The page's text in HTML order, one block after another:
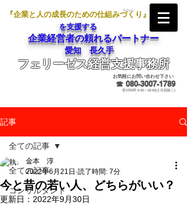
『企業と人の成長のための仕組みづくり』
を支援する
企業経営者の頼れるパートナー
愛知 長久手
フェリーゼス経営支援事務所
お気軽にお問い合わせ下さい
☎ 080-3007-1789
受付時間 9:00～18:00(土日祝除く)
記事
全ての記事
コンサルタント
全ての記事
今と昔の若い人、どちらがいい？
金本 淳
2022年6月21日 読了時間: 7分
更新日： 2022年9月30日